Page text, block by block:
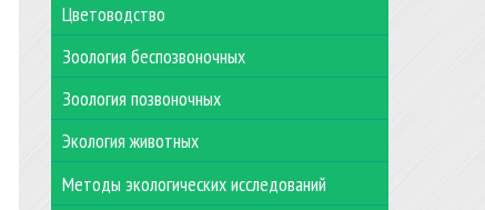
Цветоводство
Зоология беспозвоночных
Зоология позвоночных
Экология животных
Методы экологических исследований